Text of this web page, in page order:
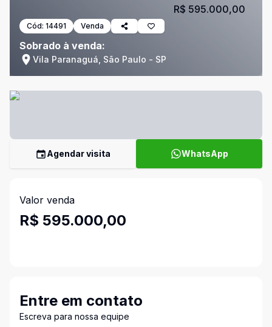
Cód: 14491 Venda
Sobrado à venda:
Vila Paranaguá, São Paulo - SP
R$ 595.000,00
Agendar visita WhatsApp
Valor venda
R$ 595.000,00
Entre em contato
Escreva para nossa equipe